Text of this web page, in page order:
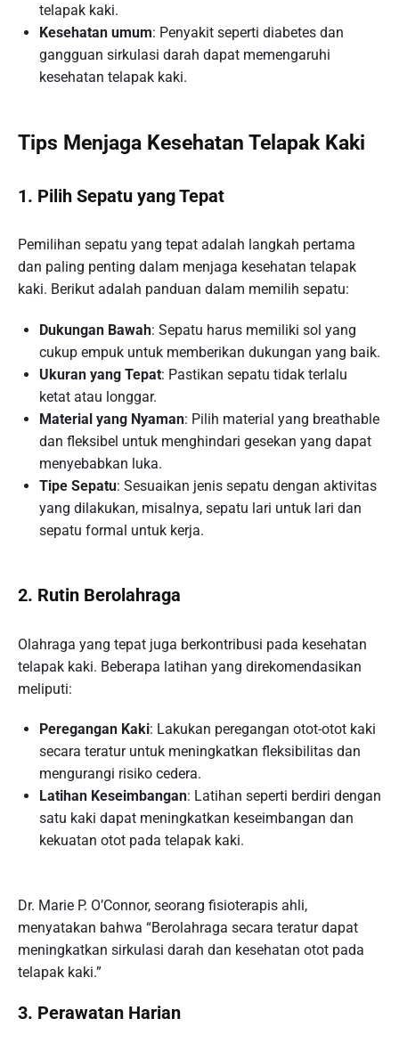
telapak kaki.
Kesehatan umum: Penyakit seperti diabetes dan
gangguan sirkulasi darah dapat memengaruhi
kesehatan telapak kaki.
Tips Menjaga Kesehatan Telapak Kaki
1. Pilih Sepatu yang Tepat
Pemilihan sepatu yang tepat adalah langkah pertama
dan paling penting dalam menjaga kesehatan telapak
kaki. Berikut adalah panduan dalam memilih sepatu:
Dukungan Bawah: Sepatu harus memiliki sol yang
cukup empuk untuk memberikan dukungan yang baik.
Ukuran yang Tepat: Pastikan sepatu tidak terlalu
ketat atau longgar.
Material yang Nyaman: Pilih material yang breathable
dan fleksibel untuk menghindari gesekan yang dapat
menyebabkan luka.
Tipe Sepatu: Sesuaikan jenis sepatu dengan aktivitas
yang dilakukan, misalnya, sepatu lari untuk lari dan
sepatu formal untuk kerja.
2. Rutin Berolahraga
Olahraga yang tepat juga berkontribusi pada kesehatan
telapak kaki. Beberapa latihan yang direkomendasikan
meliputi:
Peregangan Kaki: Lakukan peregangan otot-otot kaki
secara teratur untuk meningkatkan fleksibilitas dan
mengurangi risiko cedera.
Latihan Keseimbangan: Latihan seperti berdiri dengan
satu kaki dapat meningkatkan keseimbangan dan
kekuatan otot pada telapak kaki.
Dr. Marie P. O’Connor, seorang fisioterapis ahli,
menyatakan bahwa “Berolahraga secara teratur dapat
meningkatkan sirkulasi darah dan kesehatan otot pada
telapak kaki.”
3. Perawatan Harian